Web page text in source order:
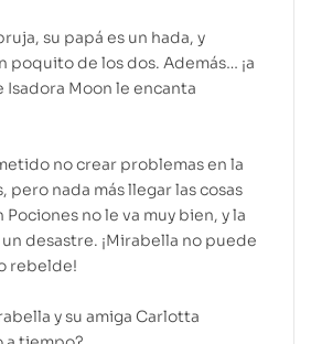
su papá es un hada, y
poquito de los dos. Además… ¡a
Isadora Moon le encanta
no crear problemas en la
pero nada más llegar las cosas
no le va muy bien, y la
desastre. ¡Mirabella no puede
rebelde!
y su amiga Carlotta